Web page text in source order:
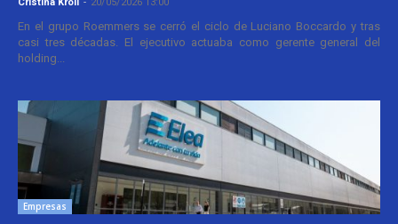
Cristina Kroll - 20/05/2026 13:00
En el grupo Roemmers se cerró el ciclo de Luciano Boccardo y tras
casi tres décadas. El ejecutivo actuaba como gerente general del
holding...
Empresas